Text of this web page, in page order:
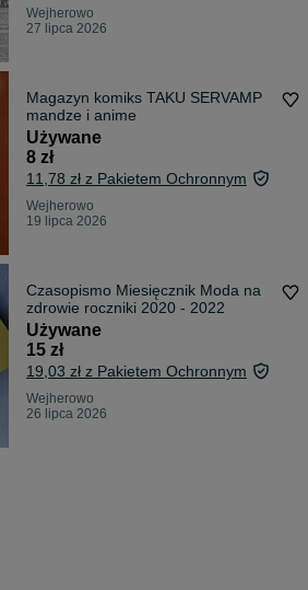
Wejherowo
27 lipca 2026
Magazyn komiks TAKU SERVAMP
mandze i anime
Używane
8 zł
11,78 zł z Pakietem Ochronnym
Wejherowo
19 lipca 2026
Czasopismo Miesięcznik Moda na
zdrowie roczniki 2020 - 2022
Używane
15 zł
19,03 zł z Pakietem Ochronnym
Wejherowo
26 lipca 2026